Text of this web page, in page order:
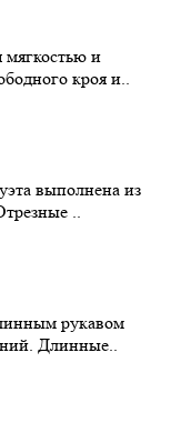
мягкостью и
кроя и..
выполнена из
..
рукавом
Длинные..